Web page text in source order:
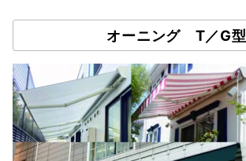
オーニング T／G型